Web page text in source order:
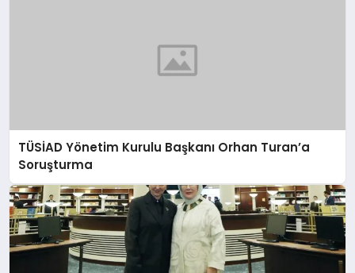
TÜSİAD Yönetim Kurulu Başkanı Orhan Turan’a
Soruşturma